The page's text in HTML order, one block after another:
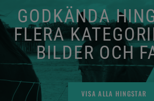
GODKÄNDA
FLERA
BILDER OCH
VISA ALLA HINGSTAR